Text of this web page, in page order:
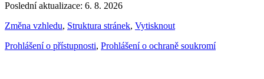
Poslední aktualizace: 6. 8. 2026
Změna vzhledu, Struktura stránek, Vytisknout
Prohlášení o přístupnosti, Prohlášení o ochraně soukromí